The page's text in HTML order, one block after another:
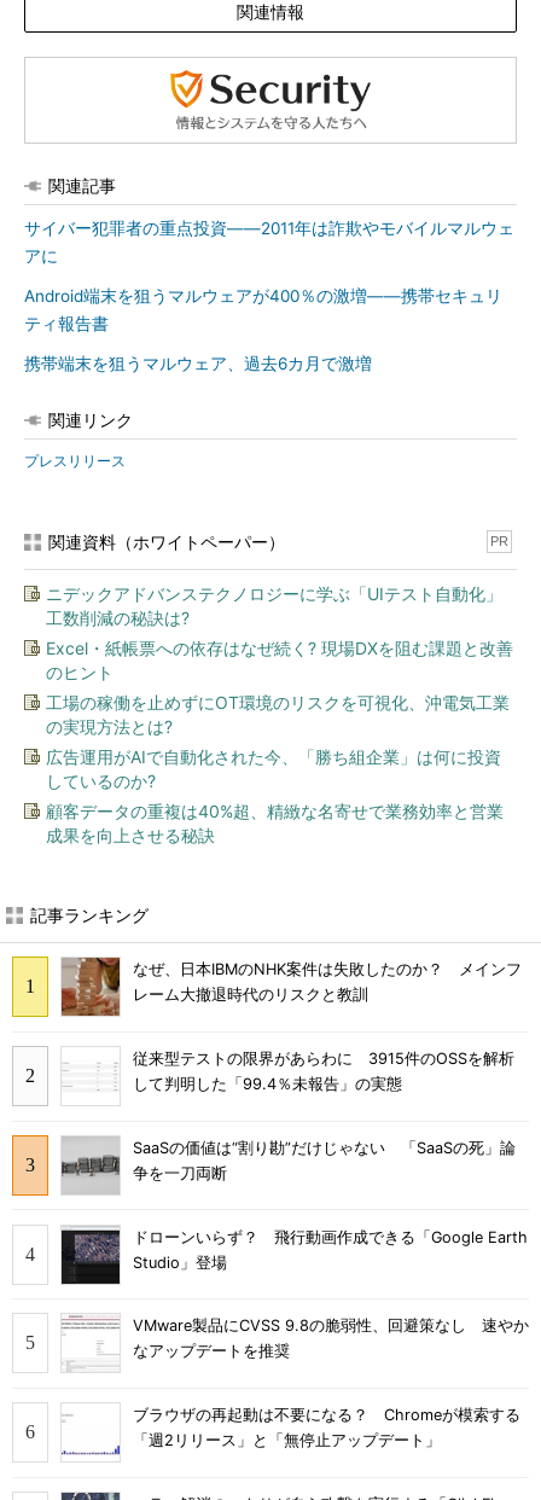
関連情報
関連記事
サイバー犯罪者の重点投資――2011年は詐欺やモバイルマルウェ
アに
Android端末を狙うマルウェアが400％の激増――携帯セキュリ
ティ報告書
携帯端末を狙うマルウェア、過去6カ月で激増
関連リンク
プレスリリース
関連資料（ホワイトペーパー） PR
ニデックアドバンステクノロジーに学ぶ「UIテスト自動化」
工数削減の秘訣は?
Excel・紙帳票への依存はなぜ続く? 現場DXを阻む課題と改善
のヒント
工場の稼働を止めずにOT環境のリスクを可視化、沖電気工業
の実現方法とは?
広告運用がAIで自動化された今、「勝ち組企業」は何に投資
しているのか?
顧客データの重複は40%超、精緻な名寄せで業務効率と営業
成果を向上させる秘訣
記事ランキング
なぜ、日本IBMのNHK案件は失敗したのか？ メインフ
レーム大撤退時代のリスクと教訓
従来型テストの限界があらわに 3915件のOSSを解析
して判明した「99.4％未報告」の実態
SaaSの価値は“割り勘”だけじゃない 「SaaSの死」論
争を一刀両断
ドローンいらず？ 飛行動画作成できる「Google Earth
Studio」登場
VMware製品にCVSS 9.8の脆弱性、回避策なし 速やか
なアップデートを推奨
ブラウザの再起動は不要になる？ Chromeが模索する
「週2リリース」と「無停止アップデート」